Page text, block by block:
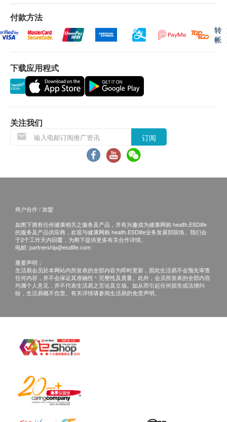
2. 纳豆及枯草菌
山酮素控制血糖、血压、血脂
减缓或改善多种发炎疾病
3. 桑叶，牡丹，
配合纳豆及枯草菌， 科研证实
12星期肌肤水份大提升
桑叶促进代谢、消水肿
幼纹涌现、肌肤松弛、欠弹性、暗哑无光、色斑、
干燥
服用方法
成分
山竹皮萃取物（山酮素及羟基柠檬酸），麦芽糖浆，
枯草菌及纳豆菌，桑叶粉未，匙羹藤粉未，麦芽糊
精，牡丹， 山楂，罗马洋甘菊，葡萄叶，纤维素，稳
定剂(硬脂酸钙及二氧化矽)
储存在阴凉，干燥的地方，避免阳光直射。
此产品没有根据《药剂业及毒药条例》或《中医药条
例》注册。为此产品作出的任何声称亦没有为进行该
等注册而接受评核。此产品并不供作诊断、治疗或预
防任何疾病之用。
认。 倘若健康网购health. ESDlife未能提供任何订
单上的货品，健康网购health. ESDlife有权拒绝接
受该订单，并且会于送货前透过电话或电邮通知顾
保用条款：
货品质量保证，于顾客收到产品当日起计，使用
期应最少有12个月或以上。
退换条款：
当顾客收取已订购之货品时，有责任检查货品是否
有损毁情况，一经确认签收，恕不接受退换。
退换产品必须包装完整，如退换之产品有任何残缺
或过期退回，供应商有权不受理。
正本，并于送货后3个工作天内按下列方式联络健
付款方法
转
帐
下载应用程式
关注我们
订阅
商户合作 / 加盟
如阁下拥有任何健康相关之服务及产品，并有兴趣成为健康网购 health.ESDlife
的服务及产品供应商，欢迎与健康网购 health.ESDlife业务发展部联络。我们会
于2个工作天内回覆，为阁下提供更多有关合作详情。
电邮: partnership@esdlife.com
重要声明：
生活易会员於本网站内所发表的全部内容为即时更新，因此生活易不会预先审查
任何内容，并不会保证其准确性丶完整性及质量。此外，会员所发表的全部内容
均属个人意见，并不代表生活易之言论及立场。如从而引起任何损失或法律纠
纷，生活易概不负责。有关详情请参阅生活易的免责声明。